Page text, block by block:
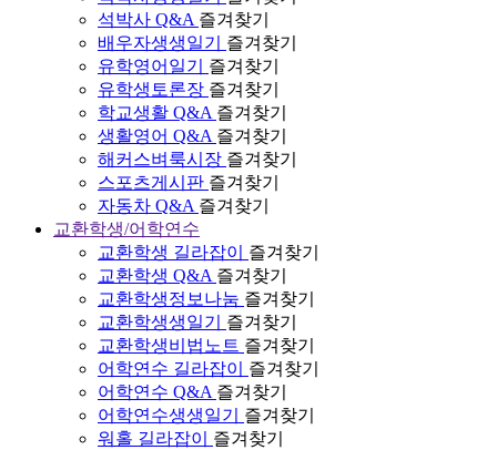
석박사 Q&A 즐겨찾기
배우자생생일기
즐겨찾기
유학영어일기
즐겨찾기
유학생토론장 즐겨찾기
학교생활 Q&A 즐겨찾기
생활영어 Q&A 즐겨찾기
해커스벼룩시장 즐겨찾기
스포츠게시판 즐겨찾기
자동차 Q&A 즐겨찾기
교환학생/어학연수
교환학생 길라잡이
즐겨찾기
교환학생 Q&A 즐겨찾기
교환학생정보나눔 즐겨찾기
교환학생생일기
즐겨찾기
교환학생비법노트 즐겨찾기
어학연수 길라잡이
즐겨찾기
어학연수 Q&A 즐겨찾기
어학연수생생일기
즐겨찾기
워홀 길라잡이
즐겨찾기